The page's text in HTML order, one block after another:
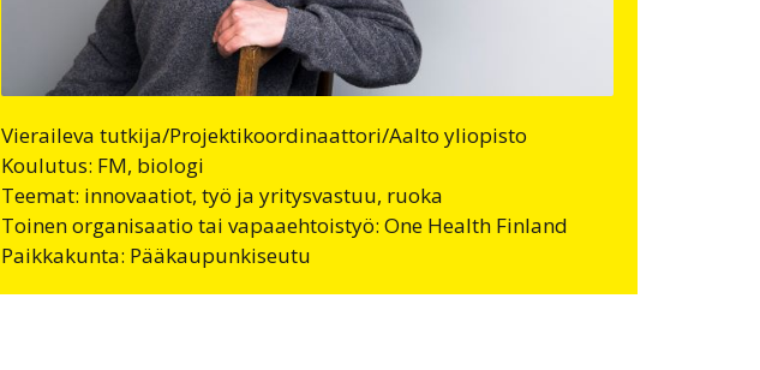
Vieraileva tutkija/Projektikoordinaattori/Aalto yliopisto
Koulutus: FM, biologi
Teemat: innovaatiot, työ ja yritysvastuu, ruoka
Toinen organisaatio tai vapaaehtoistyö: One Health Finland
Paikkakunta: Pääkaupunkiseutu